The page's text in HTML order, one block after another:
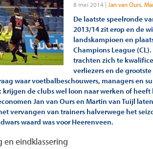
8 mei 2014 Jan van Ours
De laatste speelronde
2013/14 zit erop en de
landskampioen en
Champions League
trachten zich te
verliezers en de
waar voetbalbeschouwers, managers en
krijgen de clubs wel loon naar werken of
Jan van Ours en Martin van Tuijl
vervangen van trainers halverwege het
waard was voor Heerenveen.
en eindklassering